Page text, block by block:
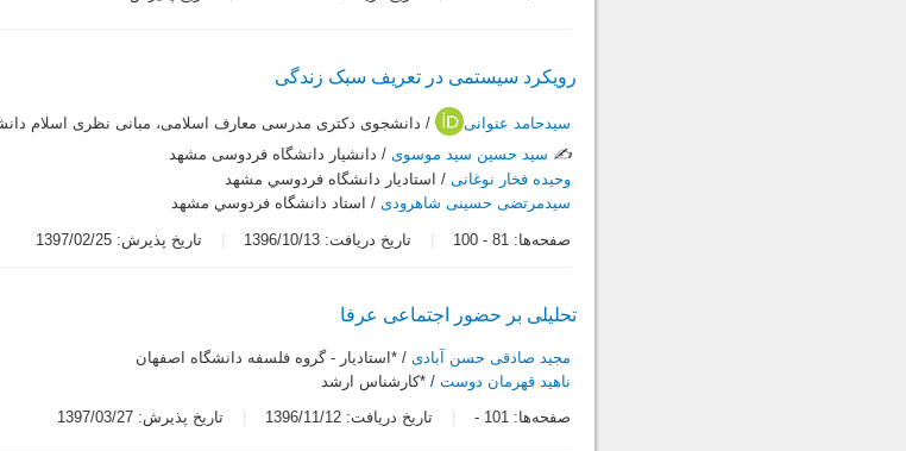
رویکرد سیستمی در تعریف سبک زندگی
سیدحامد عنوانی
/ دانشجوی دکتری مدرسی معارف اسلامی، مبانی نظری اسلام
✍️ سید حسین سید موسوی/ دانشیار دانشگاه فردوسی مشهد
وحیده فخار نوغانی/ استاديار دانشگاه فردوسي مشهد
سیدمرتضی حسینی شاهرودی/ استاد دانشگاه فردوسي مشهد
صفحه‌ها: 81
-
100 تاریخ دریافت: 1396/10/13 تاریخ پذیرش: 1397/02/25
تحلیلی بر حضور اجتماعی عرفا
مجید صادقی حسن آبادی / *استادیار - گروه فلسفه دانشگاه اصفهان
ناهید قهرمان دوست/ *کارشناس ارشد
صفحه‌ها: 101
- تاریخ دریافت: 1396/11/12 تاریخ پذیرش: 1397/03/27